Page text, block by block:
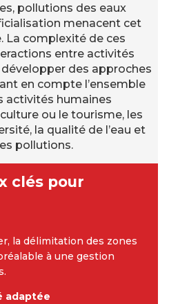
pollutions des eaux
menacent cet
La complexité de ces
entre activités
des approches
en compte l’ensemble
activités humaines
ou le tourisme, les
la qualité de l’eau et
pollutions.
clés pour
la délimitation des zones
à une gestion
adaptée